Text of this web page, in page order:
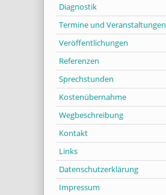
Diagnostik
Termine und Veranstaltungen
Veröffentlichungen
Referenzen
Sprechstunden
Kostenübernahme
Wegbeschreibung
Kontakt
Links
Datenschutzerklärung
Impressum